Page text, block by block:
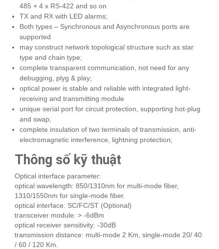
485 + 4 x RS-422 and so on
TX and RX with LED alarms;
Both types – Synchronous and Asynchronous ports are
supported
may construct network topological structure such as star
type and chain type;
complete transparent communication, not need for any
debugging, plyg & play;
optical power is stable and reliable with integrated light-
receiving and transmitting module
unique serial port for circuit protection, supporting hot-plug
and swap;
complete insulation of two terminals of transmission, anti-
electromagnetic interference, lightning protection;
Thông số kỹ thuật
Optical interface parameter:
optical wavelength: 850/1310nm for multi-mode fiber,
1310/1550nm for single-mode fiber.
optical interface: SC/FC/ST (Optional)
transceiver module: > -6dBm
optical receiver sensitivity: -30dB
transmission distance: multi-mode 2 Km, single-mode 20/ 40
/ 60 / 120 Km.